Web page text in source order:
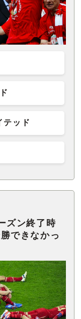
テッド
ズン終了時
できなかっ